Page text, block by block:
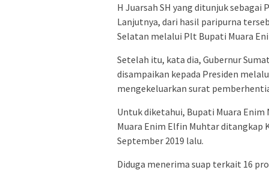
H Juarsah SH yang ditunjuk sebagai
Lanjutnya, dari hasil paripurna
Selatan melalui Plt Bupati Muara
Setelah itu, kata dia, Gubernur
disampaikan kepada Presiden
mengekeluarkan surat
Untuk diketahui, Bupati Muara Enim
Muara Enim Elfin Muhtar ditangkap
September 2019 lalu.
Diduga menerima suap terkait 16